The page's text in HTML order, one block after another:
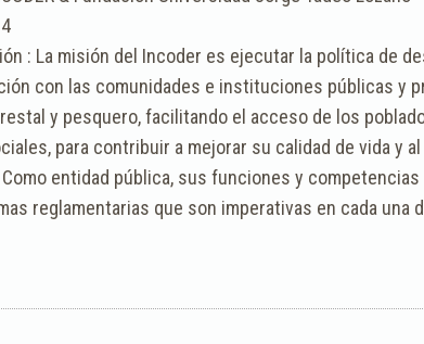
: La misión del Incoder es ejecutar la política de
con las comunidades e instituciones públicas y
y pesquero, facilitando el acceso de los
para contribuir a mejorar su calidad de vida y
entidad pública, sus funciones y
reglamentarias que son imperativas en cada una